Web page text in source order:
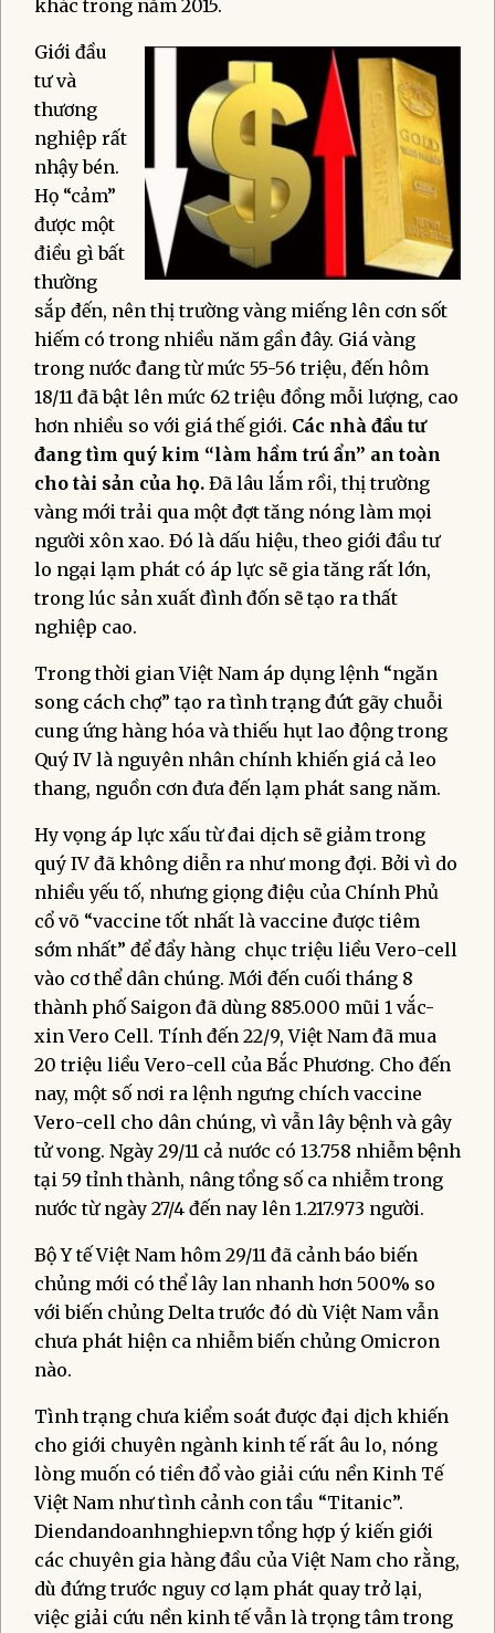
khác trong năm 2015.
Giới đầu
tư và
thương
nghiệp rất
nhậy bén.
Họ “cảm”
được một
điều gì bất
thường
sắp đến, nên thị trường vàng miếng lên cơn sốt
hiếm có trong nhiều năm gần đây. Giá vàng
trong nước đang từ mức 55-56 triệu, đến hôm
18/11 đã bật lên mức 62 triệu đồng mỗi lượng, cao
hơn nhiều so với giá thế giới. Các nhà đầu tư
đang tìm quý kim “làm hầm trú ẩn” an toàn
cho tài sản của họ. Đã lâu lắm rồi, thị trường
vàng mới trải qua một đợt tăng nóng làm mọi
người xôn xao. Đó là dấu hiệu, theo giới đầu tư
lo ngại lạm phát có áp lực sẽ gia tăng rất lớn,
trong lúc sản xuất đình đốn sẽ tạo ra thất
nghiệp cao.
Trong thời gian Việt Nam áp dụng lệnh “ngăn
song cách chợ” tạo ra tình trạng đứt gãy chuỗi
cung ứng hàng hóa và thiếu hụt lao động trong
Quý IV là nguyên nhân chính khiến giá cả leo
thang, nguồn cơn đưa đến lạm phát sang năm.
Hy vọng áp lực xấu từ đai dịch sẽ giảm trong
quý IV đã không diễn ra như mong đợi. Bởi vì do
nhiều yếu tố, nhưng giọng điệu của Chính Phủ
cổ võ “vaccine tốt nhất là vaccine được tiêm
sớm nhất” để đẩy hàng chục triệu liều Vero-cell
vào cơ thể dân chúng. Mới đến cuối tháng 8
thành phố Saigon đã dùng 885.000 mũi 1 vắc-
xin Vero Cell. Tính đến 22/9, Việt Nam đã mua
20 triệu liều Vero-cell của Bắc Phương. Cho đến
nay, một số nơi ra lệnh ngưng chích vaccine
Vero-cell cho dân chúng, vì vẫn lây bệnh và gây
tử vong. Ngày 29/11 cả nước có 13.758 nhiễm bệnh
tại 59 tỉnh thành, nâng tổng số ca nhiễm trong
nước từ ngày 27/4 đến nay lên 1.217.973 người.
Bộ Y tế Việt Nam hôm 29/11 đã cảnh báo biến
chủng mới có thể lây lan nhanh hơn 500% so
với biến chủng Delta trước đó dù Việt Nam vẫn
chưa phát hiện ca nhiễm biến chủng Omicron
nào.
Tình trạng chưa kiểm soát được đại dịch khiến
cho giới chuyên ngành kinh tế rất âu lo, nóng
lòng muốn có tiền đổ vào giải cứu nền Kinh Tế
Việt Nam như tình cảnh con tầu “Titanic”.
Diendandoanhnghiep.vn tổng hợp ý kiến giới
các chuyên gia hàng đầu của Việt Nam cho rằng,
dù đứng trước nguy cơ lạm phát quay trở lại,
việc giải cứu nền kinh tế vẫn là trọng tâm trong